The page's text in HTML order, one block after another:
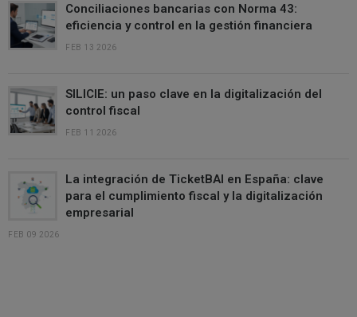
Conciliaciones bancarias con Norma 43:
eficiencia y control en la gestión financiera
FEB 13 2026
SILICIE: un paso clave en la digitalización del
control fiscal
FEB 11 2026
La integración de TicketBAI en España: clave
para el cumplimiento fiscal y la digitalización
empresarial
FEB 09 2026